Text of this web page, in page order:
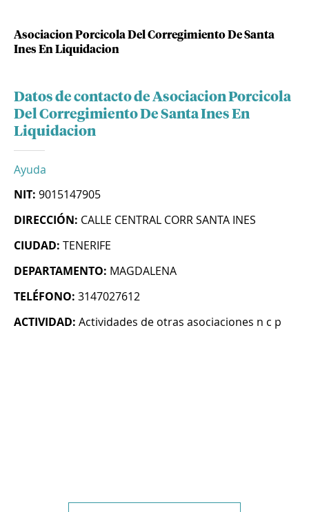
Asociacion Porcicola Del Corregimiento De Santa
Ines En Liquidacion
Datos de contacto de Asociacion Porcicola
Del Corregimiento De Santa Ines En
Liquidacion
Ayuda
NIT: 9015147905
DIRECCIÓN: CALLE CENTRAL CORR SANTA INES
CIUDAD: TENERIFE
DEPARTAMENTO: MAGDALENA
TELÉFONO: 3147027612
ACTIVIDAD: Actividades de otras asociaciones n c p